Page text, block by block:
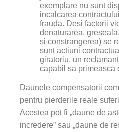
exemplare nu sunt
incalcarea
frauda. Desi factorii
denaturarea,
si constrangerea) se
sunt actiuni
giratoriu, un
capabil sa primeasca
Daunele compensatorii
pentru pierderile reale
Acestea pot fi „daune de
incredere” sau „daune de